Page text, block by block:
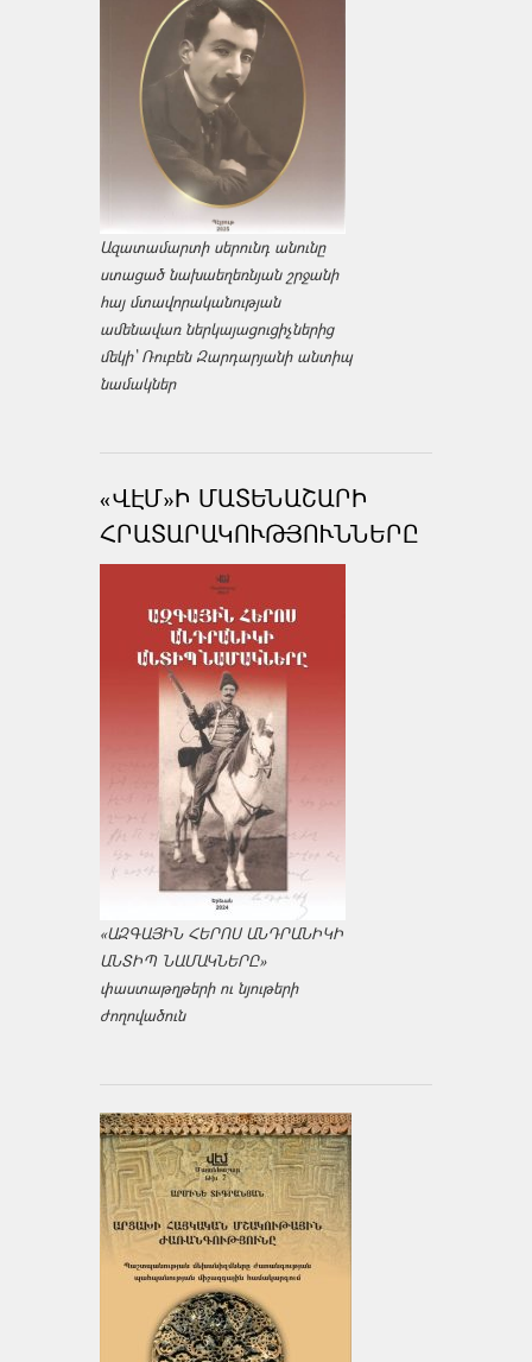
Ազատամարտի սերունդ անունը
ստացած նախաեղեռնյան շրջանի
հայ մտավորականության
ամենավառ ներկայացուցիչներից
մեկի՝ Ռուբեն Զարդարյանի անտիպ
նամակներ
«ՎԷՄ»Ի ՄԱՏԵՆԱՇԱՐԻ
ՀՐԱՏԱՐԱԿՈՒԹՅՈՒՆՆԵՐԸ
«ԱԶԳԱՅԻՆ ՀԵՐՈՍ ԱՆԴՐԱՆԻԿԻ
ԱՆՏԻՊ ՆԱՄԱԿՆԵՐԸ»
փաստաթղթերի ու նյութերի
ժողովածուն